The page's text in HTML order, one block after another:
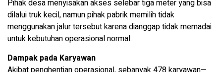
Pihak desa menyisakan akses selebar tiga meter yang bisa
dilalui truk kecil, namun pihak pabrik memilih tidak
menggunakan jalur tersebut karena dianggap tidak memadai
untuk kebutuhan operasional normal.
Dampak pada Karyawan